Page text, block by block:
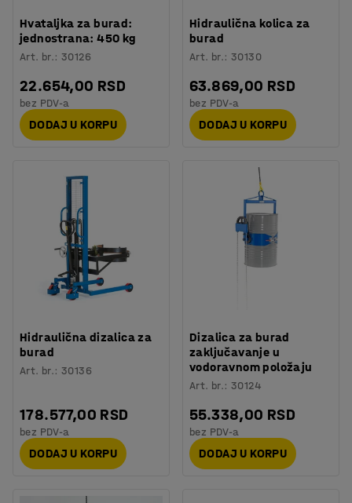
Hvataljka za burad:
jednostrana: 450 kg
Art. br.:30126
22.654,00 RSD
bez PDV-a
DODAJ U KORPU
Hidraulična kolica za
burad
Art. br.:30130
63.869,00 RSD
bez PDV-a
DODAJ U KORPU
Hidraulična dizalica za
burad
Art. br.:30136
178.577,00 RSD
bez PDV-a
DODAJ U KORPU
Dizalica za burad
zaključavanje u
vodoravnom položaju
Art. br.:30124
55.338,00 RSD
bez PDV-a
DODAJ U KORPU